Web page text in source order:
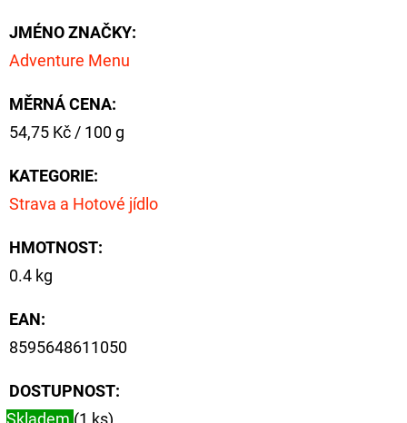
JMÉNO ZNAČKY:
Adventure Menu
MĚRNÁ CENA:
Měrná
54,75 Kč / 100 g
KATEGORIE:
Strava a Hotové jídlo
HMOTNOST:
0.4 kg
EAN:
8595648611050
DOSTUPNOST:
Skladem (1 ks)